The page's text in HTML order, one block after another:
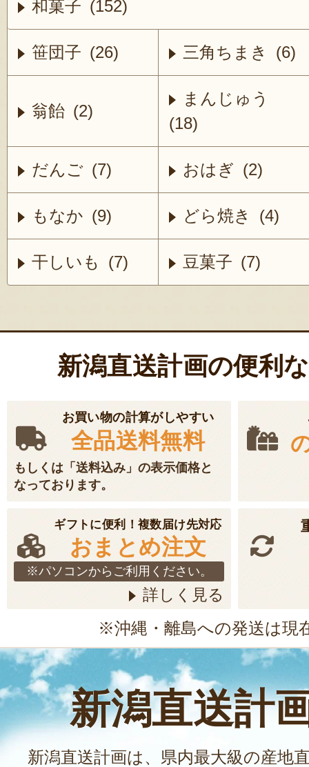
和菓子 (152)
笹団子 (26) 三角ちまき (6)
翁飴 (2)
まんじゅう
(18)
だんご (7) おはぎ (2)
もなか (9) どら焼き (4)
干しいも (7) 豆菓子 (7)
新潟直送計画の便利
お買い物の計算がしやすい
全品送料無料
もしくは「送料込み」の表示価格と
なっております。
ギフトに便利！複数届け先対応
おまとめ注文
※パソコンからご利用ください。
詳しく見る
※沖縄・離島への発送は現
新潟直送計
新潟直送計画は、県内最大級の産地